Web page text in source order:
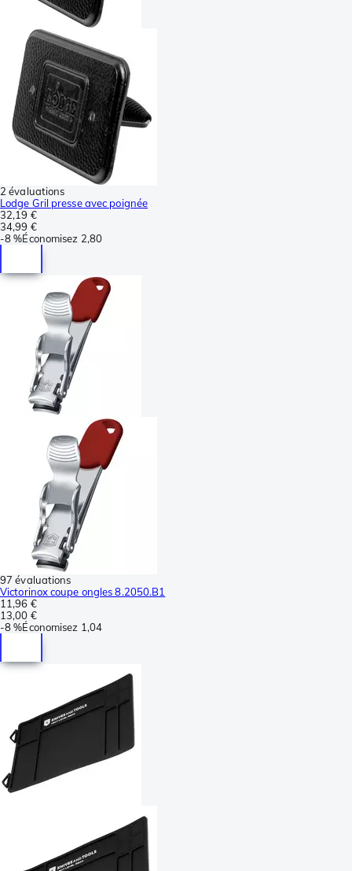
2 évaluations
Lodge Gril presse avec poignée
32,19 €
34,99 €
-8 %Économisez 2,80
97 évaluations
Victorinox coupe ongles 8.2050.B1
11,96 €
13,00 €
-8 %Économisez 1,04